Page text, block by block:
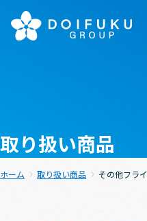
取り扱い商品
ホーム 取り扱い商品 その他フライ